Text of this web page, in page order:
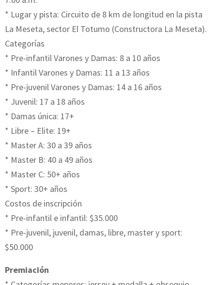
* Lugar y pista: Circuito de 8 km de longitud en la pista
La Meseta, sector El Totumo (Constructora La Meseta).
Categorías
* Pre-infantil Varones y Damas: 8 a 10 años
* Infantil Varones y Damas: 11 a 13 años
* Pre-juvenil Varones y Damas: 14 a 16 años
* Juvenil: 17 a 18 años
* Damas única: 17+
* Libre – Elite: 19+
* Master A: 30 a 39 años
* Master B: 40 a 49 años
* Master C: 50+ años
* Sport: 30+ años
Costos de inscripción
* Pre-infantil e infantil: $35.000
* Pre-juvenil, juvenil, damas, libre, master y sport:
$50.000
Premiación